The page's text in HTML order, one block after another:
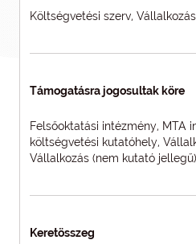
Költségvetési szerv,
Támogatásra jogosultak köre
Felsőoktatási intézmény, MTA
költségvetési kutatóhely,
Vállalkozás (nem kutató
Keretösszeg